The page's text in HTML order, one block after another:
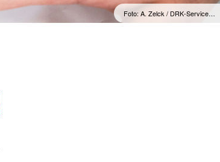
Foto: A. Zelck / DRK-Service…